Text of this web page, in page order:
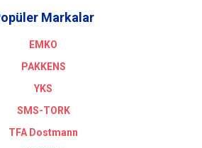
Markalar
EMKO
PAKKENS
YKS
SMS-TORK
TFA Dostmann